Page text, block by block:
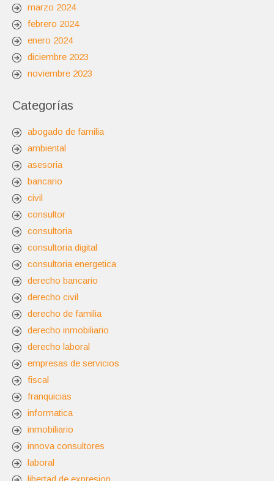
marzo 2024
febrero 2024
enero 2024
diciembre 2023
noviembre 2023
Categorías
abogado de familia
ambiental
asesoria
bancario
civil
consultor
consultoria
consultoria digital
consultoria energetica
derecho bancario
derecho civil
derecho de familia
derecho inmobiliario
derecho laboral
empresas de servicios
fiscal
franquicias
informatica
inmobiliario
innova consultores
laboral
libertad de expresion